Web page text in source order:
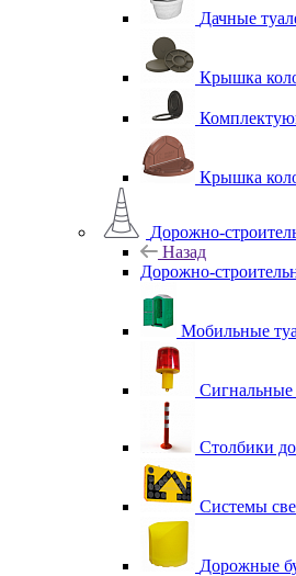
Дачные
Крышка
Крышка
Дорожно-
Назад
Дорожно-
Мобильные
Столбики
Системы
Дорожные